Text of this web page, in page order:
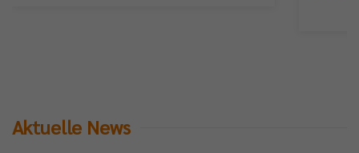
Aktuelle News